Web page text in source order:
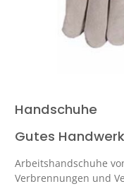
Handschuhe
Gutes
Arbeitshandschuhe
Verbrennungen und